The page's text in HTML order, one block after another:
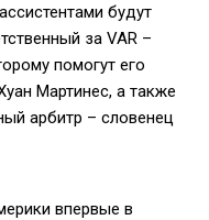
будут
за VAR –
помогут его
Мартинес, а также
арбитр – словенец
впервые в